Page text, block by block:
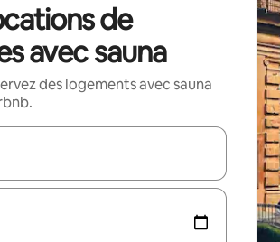
de
avec sauna
des logements avec sauna
sont affichés, parcourez-les en utilisant